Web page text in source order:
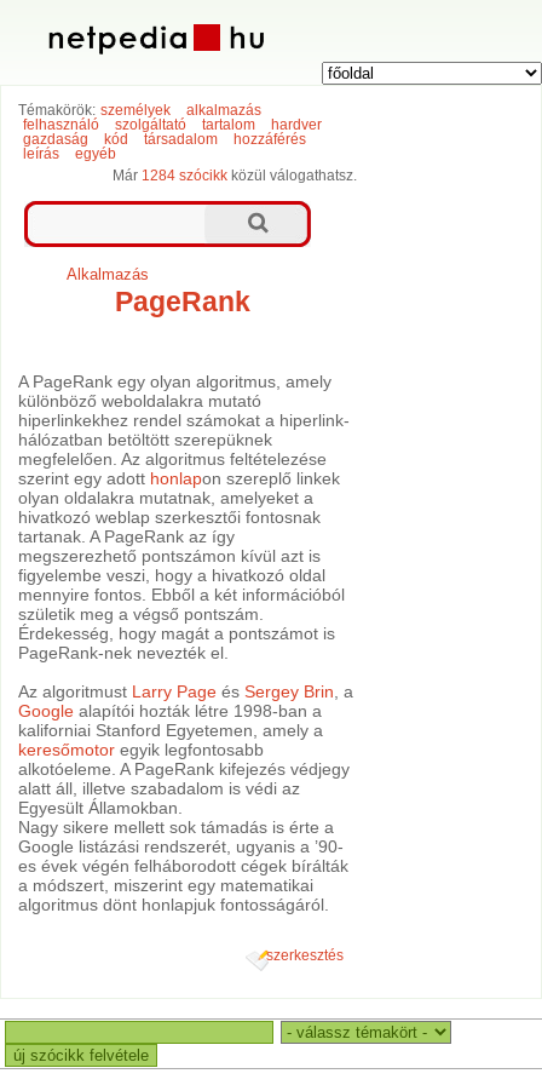
Témakörök: személyek
alkalmazás
felhasználó
szolgáltató tartalom
hardver
gazdaság
kód társadalom
hozzáférés
leírás
egyéb
Már 1284 szócikk közül válogathatsz.
Alkalmazás
PageRank
A PageRank egy olyan algoritmus, amely
különböző weboldalakra mutató
hiperlinkekhez rendel számokat a hiperlink-
hálózatban betöltött szerepüknek
megfelelően. Az algoritmus feltételezése
szerint egy adott honlapon szereplő linkek
olyan oldalakra mutatnak, amelyeket a
hivatkozó weblap szerkesztői fontosnak
tartanak. A PageRank az így
megszerezhető pontszámon kívül azt is
figyelembe veszi, hogy a hivatkozó oldal
mennyire fontos. Ebből a két információból
születik meg a végső pontszám.
Érdekesség, hogy magát a pontszámot is
PageRank-nek nevezték el.
Az algoritmust Larry Page ésSergey Brin , a
Google alapítói hozták létre 1998-ban a
kaliforniai Stanford Egyetemen, amely a
keresőmotor egyik legfontosabb
alkotóeleme. A PageRank kifejezés védjegy
alatt áll, illetve szabadalom is védi az
Egyesült Államokban.
Nagy sikere mellett sok támadás is érte a
Google listázási rendszerét, ugyanis a ’90-
es évek végén felháborodott cégek bírálták
a módszert, miszerint egy matematikai
algoritmus dönt honlapjuk fontosságáról.
szerkesztés